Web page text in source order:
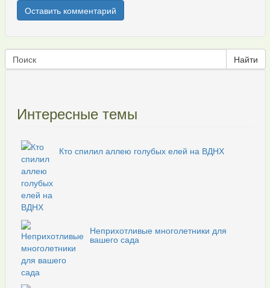
Интересные темы
Кто спилил аллею голубых елей на ВДНХ
Неприхотливые многолетники для
вашего сада